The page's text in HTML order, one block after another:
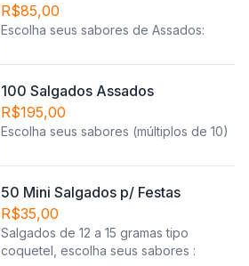
R$85,00
Escolha seus sabores de Assados:
100 Salgados Assados
R$195,00
Escolha seus sabores (múltiplos de 10)
50 Mini Salgados p/ Festas
R$35,00
Salgados de 12 a 15 gramas tipo
coquetel, escolha seus sabores :